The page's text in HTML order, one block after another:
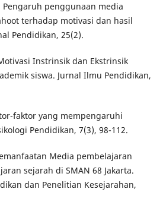
Pengaruh penggunaan media
terhadap motivasi dan hasil
Pendidikan, 25(2).
Instrinsik dan Ekstrinsik
siswa. Jurnal Ilmu Pendidikan,
faktor yang mempengaruhi
Pendidikan, 7(3), 98-112.
Media pembelajaran
sejarah di SMAN 68 Jakarta.
dan Penelitian Kesejarahan,